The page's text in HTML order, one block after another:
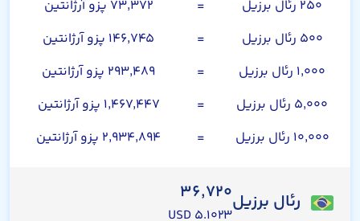
۲۵۰ رئال برزیل
=
۷۳,۳۷۲ پزو آرژانتین
۵۰۰ رئال برزیل
=
۱۴۶,۷۴۵ پزو آرژانتین
۱,۰۰۰ رئال برزیل
=
۲۹۳,۴۸۹ پزو آرژانتین
۵,۰۰۰ رئال برزیل
=
۱,۴۶۷,۴۴۷ پزو آرژانتین
۱۰,۰۰۰ رئال برزیل
= ۲,۹۳۴,۸۹۴ پزو آرژانتین
رئال برزیل۳۶,۷۲۰
۵.۱۰۲۳ USD